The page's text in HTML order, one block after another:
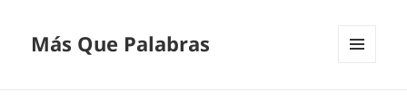
Más Que Palabras